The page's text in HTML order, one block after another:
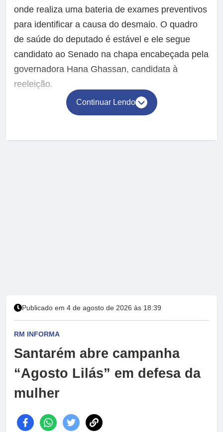
onde realiza uma bateria de exames preventivos
para identificar a causa do desmaio. O quadro
de saúde do deputado é estável e ele segue
candidato ao Senado na chapa encabeçada pela
governadora Hana Ghassan, candidata à
reeleição.
Continuar Lendo
Publicado em 4 de agosto de 2026 às 18:39
RM INFORMA
Santarém abre campanha
“Agosto Lilás” em defesa da
mulher